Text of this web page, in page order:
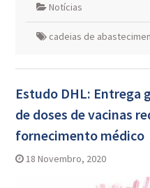
Notícias
cadeias de
Estudo DHL: Entrega
de doses de vacinas
fornecimento médico
18 Novembro, 2020